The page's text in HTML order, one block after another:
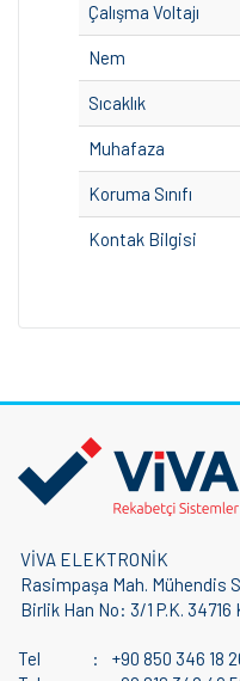
Çalışma Voltajı
Nem
Sıcaklık
Muhafaza
Koruma Sınıfı
Kontak Bilgisi
VİVA ELEKTRONİK
Rasimpaşa Mah. Mühendis
Birlik Han No: 3/1 P.K. 34716
Tel :
+90 850 346 18